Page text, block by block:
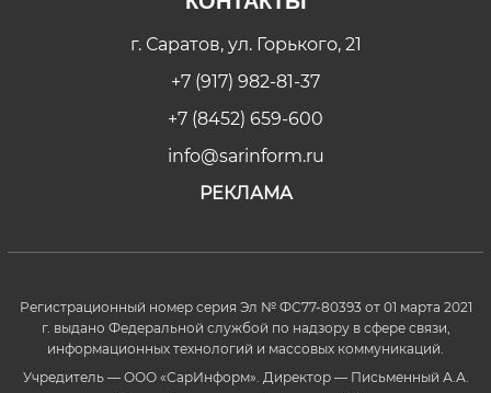
г. Саратов, ул. Горького, 21
+7 (917) 982-81-37
+7 (8452) 659-600
info@sarinform.ru
РЕКЛАМА
Регистрационный номер серия Эл № ФС77-80393 от 01 марта 2021
г. выдано Федеральной службой по надзору в сфере связи,
информационных технологий и массовых коммуникаций.
Учредитель — ООО «СарИнформ». Директор — Письменный А.А.